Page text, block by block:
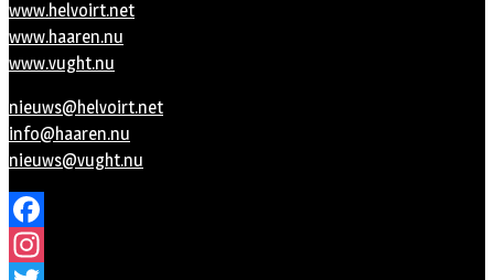
www.helvoirt.net
www.haaren.nu
www.vught.nu
nieuws@helvoirt.net
info@haaren.nu
nieuws@vught.nu
Facebook